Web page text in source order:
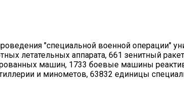
"специальной военной операции"
летательных аппарата, 661 зенитный
машин, 1733 боевые машины
и минометов, 63832 единицы